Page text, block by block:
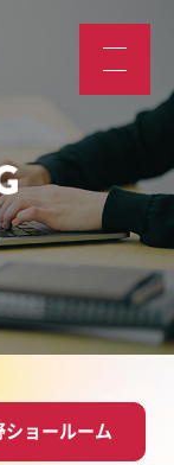
ョールーム